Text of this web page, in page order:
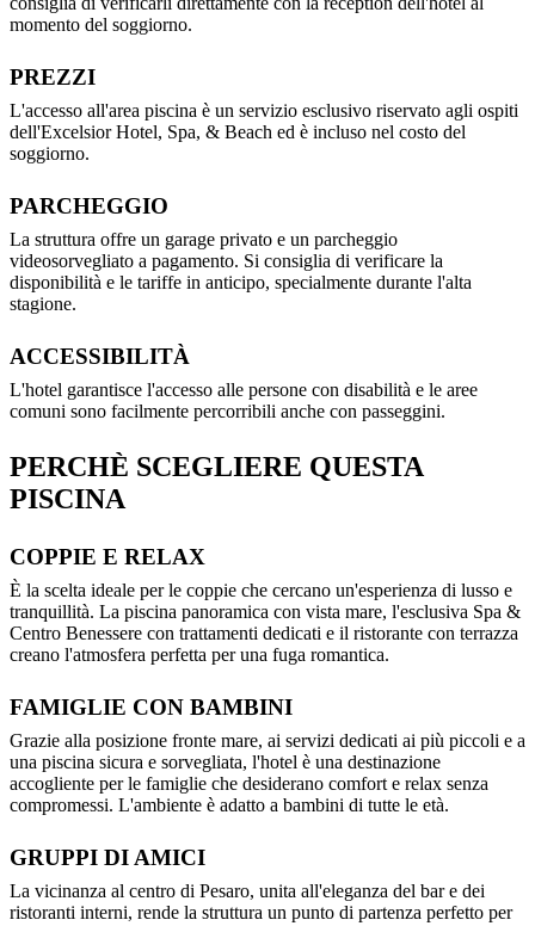
momento del soggiorno.
PREZZI
L'accesso all'area piscina è un servizio esclusivo riservato agli ospiti
dell'Excelsior Hotel, Spa, & Beach ed è incluso nel costo del
soggiorno.
PARCHEGGIO
La struttura offre un garage privato e un parcheggio
videosorvegliato a pagamento. Si consiglia di verificare la
disponibilità e le tariffe in anticipo, specialmente durante l'alta
stagione.
ACCESSIBILITÀ
L'hotel garantisce l'accesso alle persone con disabilità e le aree
comuni sono facilmente percorribili anche con passeggini.
PERCHÈ SCEGLIERE QUESTA
PISCINA
COPPIE E RELAX
È la scelta ideale per le coppie che cercano un'esperienza di lusso e
tranquillità. La piscina panoramica con vista mare, l'esclusiva Spa &
Centro Benessere con trattamenti dedicati e il ristorante con terrazza
creano l'atmosfera perfetta per una fuga romantica.
FAMIGLIE CON BAMBINI
Grazie alla posizione fronte mare, ai servizi dedicati ai più piccoli e a
una piscina sicura e sorvegliata, l'hotel è una destinazione
accogliente per le famiglie che desiderano comfort e relax senza
compromessi. L'ambiente è adatto a bambini di tutte le età.
GRUPPI DI AMICI
La vicinanza al centro di Pesaro, unita all'eleganza del bar e dei
ristoranti interni, rende la struttura un punto di partenza perfetto per